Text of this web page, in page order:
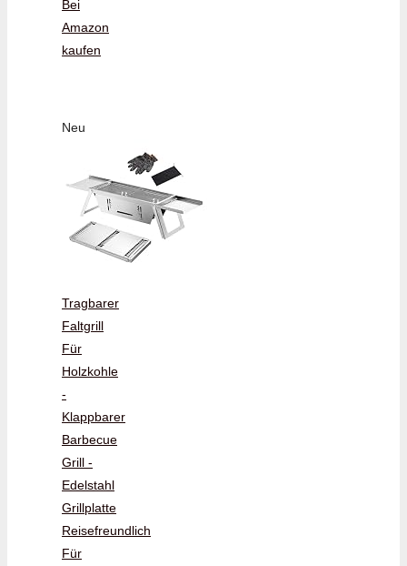
Bei
Amazon
kaufen
Neu
Tragbarer
Faltgrill
Für
Holzkohle
-
Klappbarer
Barbecue
Grill -
Edelstahl
Grillplatte
Reisefreundlich
Für